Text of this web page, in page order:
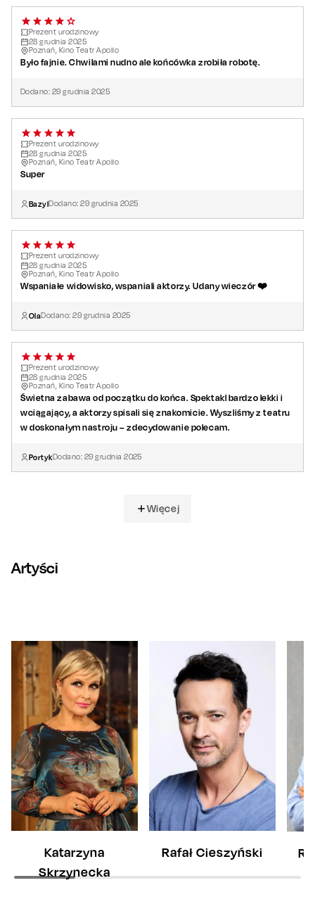
Prezent urodzinowy
28 grudnia 2025
Poznań, Kino Teatr Apollo
Było fajnie. Chwilami nudno ale końcówka zrobiła robotę.
Dodano: 29 grudnia 2025
Prezent urodzinowy
28 grudnia 2025
Poznań, Kino Teatr Apollo
Super
BazylDodano:29 grudnia 2025
Prezent urodzinowy
28 grudnia 2025
Poznań, Kino Teatr Apollo
Wspaniałe widowisko, wspaniali aktorzy. Udany wieczór ❤️
OlaDodano:29 grudnia 2025
Prezent urodzinowy
28 grudnia 2025
Poznań, Kino Teatr Apollo
Świetna zabawa od początku do końca. Spektakl bardzo lekki i
wciągający, a aktorzy spisali się znakomicie. Wyszliśmy z teatru
w doskonałym nastroju – zdecydowanie polecam.
PortykDodano: 29 grudnia 2025
Więcej
Artyści
Katarzyna
Skrzynecka
Rafał Cieszyński